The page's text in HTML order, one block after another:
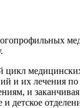
и их лечения
и
детское